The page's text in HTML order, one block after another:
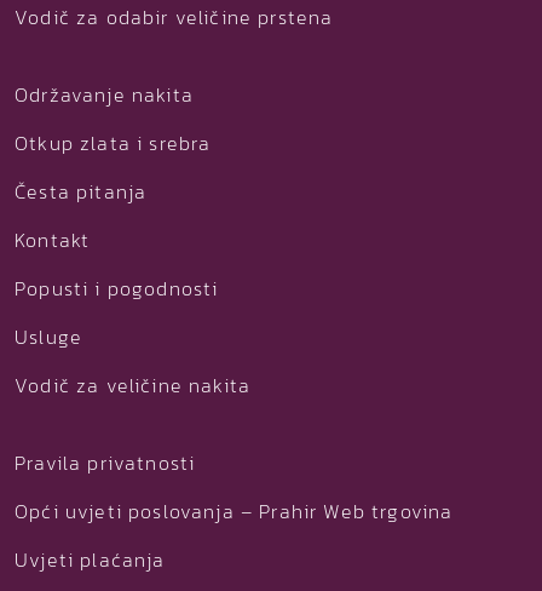
Vodič za odabir veličine prstena
Održavanje nakita
Otkup zlata i srebra
Česta pitanja
Kontakt
Popusti i pogodnosti
Usluge
Vodič za veličine nakita
Pravila privatnosti
Opći uvjeti poslovanja – Prahir Web trgovina
Uvjeti plaćanja